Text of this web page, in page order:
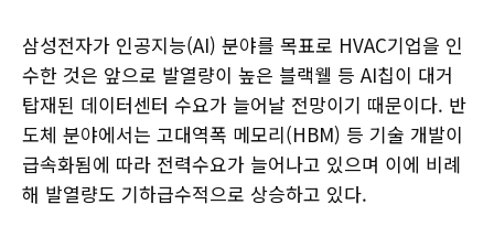
삼성전자가 인공지능(AI) 분야를 목표로 HVAC기업을 인
수한 것은 앞으로 발열량이 높은 블랙웰 등 AI칩이 대거
탑재된 데이터센터 수요가 늘어날 전망이기 때문이다. 반
도체 분야에서는 고대역폭 메모리(HBM) 등 기술 개발이
급속화됨에 따라 전력수요가 늘어나고 있으며 이에 비례
해 발열량도 기하급수적으로 상승하고 있다.